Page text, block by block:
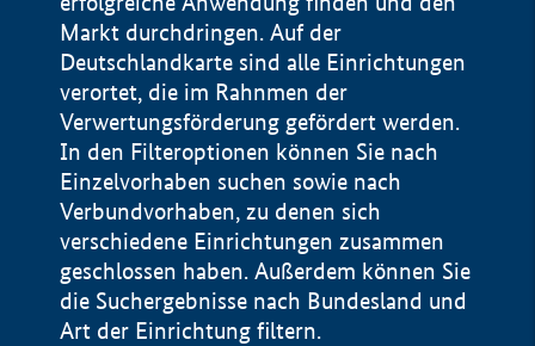
Markt durchdringen. Auf der
Deutschlandkarte sind alle Einrichtungen
verortet, die im Rahnmen der
Verwertungsförderung gefördert werden.
In den Filteroptionen können Sie nach
Einzelvorhaben suchen sowie nach
Verbundvorhaben, zu denen sich
verschiedene Einrichtungen zusammen
geschlossen haben. Außerdem können Sie
die Suchergebnisse nach Bundesland und
Art der Einrichtung filtern.